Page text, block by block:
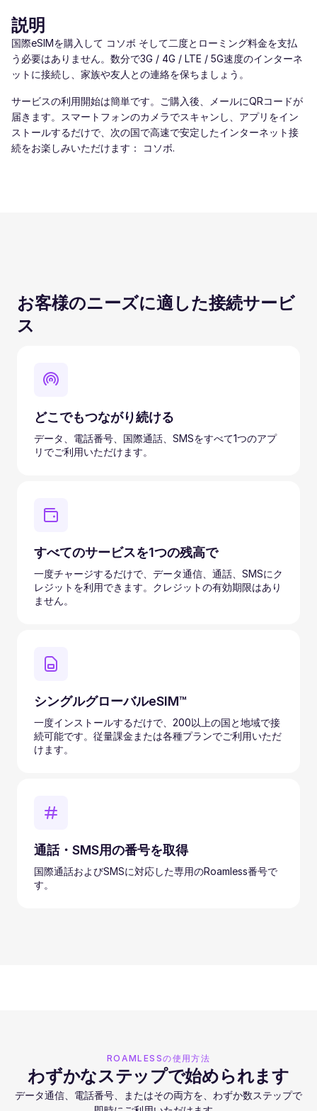
説明
国際eSIMを購入して コソボ そして二度とローミング料金を支払
う必要はありません。数分で3G / 4G / LTE / 5G速度のインターネ
ットに接続し、家族や友人との連絡を保ちましょう。
サービスの利用開始は簡単です。ご購入後、メールにQRコードが
届きます。スマートフォンのカメラでスキャンし、アプリをイン
ストールするだけで、次の国で高速で安定したインターネット接
続をお楽しみいただけます： コソボ.
お客様のニーズに適した接続サービ
ス
どこでもつながり続ける
データ、電話番号、国際通話、SMSをすべて1つのアプ
リでご利用いただけます。
すべてのサービスを1つの残高で
一度チャージするだけで、データ通信、通話、SMSにク
レジットを利用できます。クレジットの有効期限はあり
ません。
シングルグローバルeSIM™
一度インストールするだけで、200以上の国と地域で接
続可能です。従量課金または各種プランでご利用いただ
けます。
通話・SMS用の番号を取得
国際通話およびSMSに対応した専用のRoamless番号で
す。
ROAMLESSの使用方法
わずかなステップで始められます
データ通信、電話番号、またはその両方を、わずか数ステップで